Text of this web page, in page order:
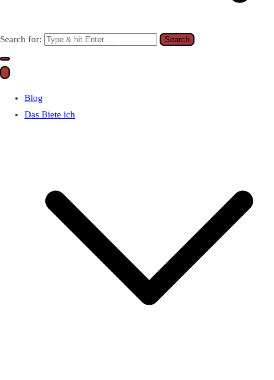
Search for:
Blog
Das Biete ich